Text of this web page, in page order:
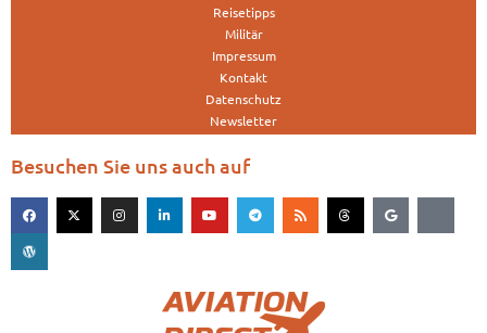
Reisetipps
Militär
Impressum
Kontakt
Datenschutz
Newsletter
Besuchen Sie uns auch auf